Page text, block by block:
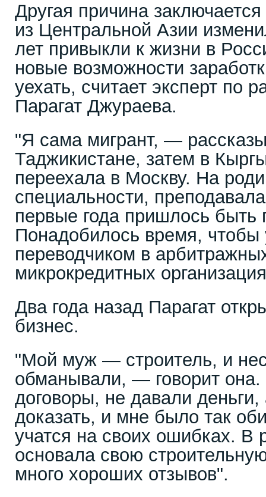
Другая причина
из Центральной Азии
лет привыкли к жизни в
новые возможности
уехать, считает эксперт по
Парагат Джураева.
"Я сама мигрант, —
Таджикистане, затем в
переехала в Москву. На
специальности,
первые года пришлось быть
Понадобилось время, чтобы
переводчиком в
микрокредитных
Два года назад Парагат
бизнес.
"Мой муж — строитель, и
обманывали, — говорит
договоры, не давали
доказать, и мне было так
учатся на своих ошибках. В
основала свою
много хороших отзывов".